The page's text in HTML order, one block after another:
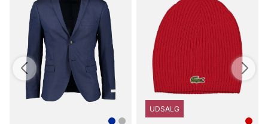
UDSALG